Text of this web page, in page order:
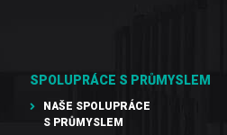
SPOLUPRÁCE S PRŮMYSLEM
NAŠE SPOLUPRÁCE
S PRŮMYSLEM